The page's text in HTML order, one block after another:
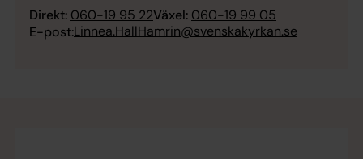
Direkt: 060-19 95 22Växel: 060-19 99 05
E-post:Linnea.HallHamrin@svenskakyrkan.se